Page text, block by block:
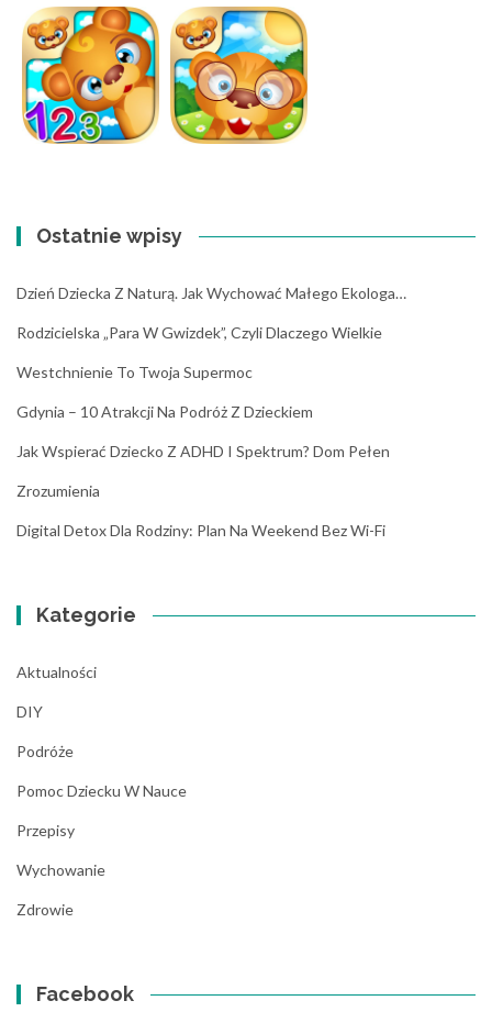
Ostatnie wpisy
Dzień Dziecka Z Naturą. Jak Wychować Małego Ekologa…
Rodzicielska „para W Gwizdek”, Czyli Dlaczego Wielkie
Westchnienie To Twoja Supermoc
Gdynia – 10 Atrakcji Na Podróż Z Dzieckiem
Jak Wspierać Dziecko Z ADHD I Spektrum? Dom Pełen
Zrozumienia
Digital Detox Dla Rodziny: Plan Na Weekend Bez Wi-Fi
Kategorie
Aktualności
DIY
Podróże
Pomoc Dziecku W Nauce
Przepisy
Wychowanie
Zdrowie
Facebook